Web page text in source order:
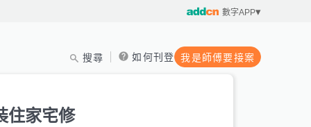
數字APP
搜尋 如何刊登 我是師傅要接案
住家宅修